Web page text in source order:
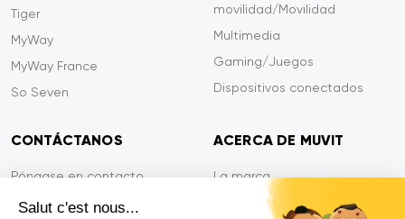
Salut c'est nous...
Tiger
MyWay
MyWay France
So Seven
movilidad/Movilidad
Multimedia
Gaming/Juegos
Dispositivos conectados
CONTÁCTANOS
Póngase en contacto
Pago seguro
ACERCA DE MUVIT
La marca
Sala de prensa